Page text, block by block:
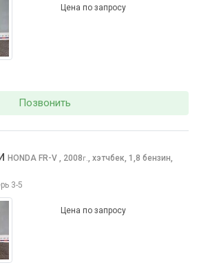
Цена по запросу
Позвонить
HONDA FR-V , 2008г., хэтчбек, 1,8 бензин,
3-5
Цена по запросу